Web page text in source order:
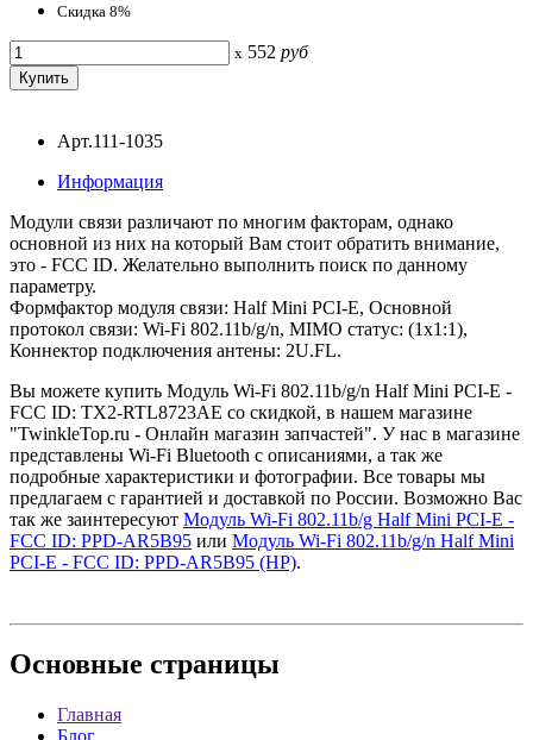
Скидка 8%
x 552 руб
Арт.111-1035
Информация
Модули связи различают по многим факторам, однако
основной из них на который Вам стоит обратить внимание,
это - FCC ID. Желательно выполнить поиск по данному
параметру.
Формфактор модуля связи: Half Mini PCI-E, Основной
протокол связи: Wi-Fi 802.11b/g/n, MIMO статус: (1x1:1),
Коннектор подключения антены: 2U.FL.
Вы можете купить Модуль Wi-Fi 802.11b/g/n Half Mini PCI-E -
FCC ID: TX2-RTL8723AE со скидкой, в нашем магазине
"TwinkleTop.ru - Онлайн магазин запчастей". У нас в магазине
представлены Wi-Fi Bluetooth с описаниями, а так же
подробные характеристики и фотографии. Все товары мы
предлагаем с гарантией и доставкой по России. Возможно Вас
так же заинтересуют Модуль Wi-Fi 802.11b/g Half Mini PCI-E -
FCC ID: PPD-AR5B95 или Модуль Wi-Fi 802.11b/g/n Half Mini
PCI-E - FCC ID: PPD-AR5B95 (HP).
Основные страницы
Главная